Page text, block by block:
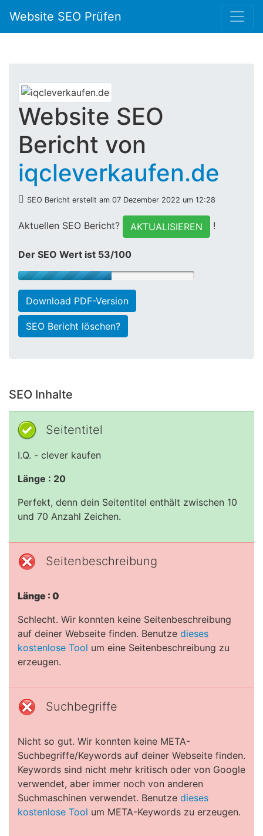
Website SEO Prüfen
Website SEO
Bericht von
iqcleverkaufen.de
SEO Bericht erstellt am 07 Dezember 2022 um 12:28
Aktuellen SEO Bericht? AKTUALISIEREN !
Der SEO Wert ist 53/100
Download PDF-Version
SEO Bericht löschen?
SEO Inhalte
Seitentitel
I.Q. - clever kaufen
Länge : 20
Perfekt, denn dein Seitentitel enthält zwischen 10
und 70 Anzahl Zeichen.
Seitenbeschreibung
Länge : 0
Schlecht. Wir konnten keine Seitenbeschreibung
auf deiner Webseite finden. Benutze dieses
kostenlose Tool um eine Seitenbeschreibung zu
erzeugen.
Suchbegriffe
Nicht so gut. Wir konnten keine META-
Suchbegriffe/Keywords auf deiner Webseite finden.
Keywords sind nicht mehr kritisch oder von Google
verwendet, aber immer noch von anderen
Suchmaschinen verwendet. Benutze dieses
kostenlose Tool um META-Keywords zu erzeugen.